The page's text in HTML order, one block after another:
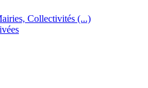
Collectivités (...)